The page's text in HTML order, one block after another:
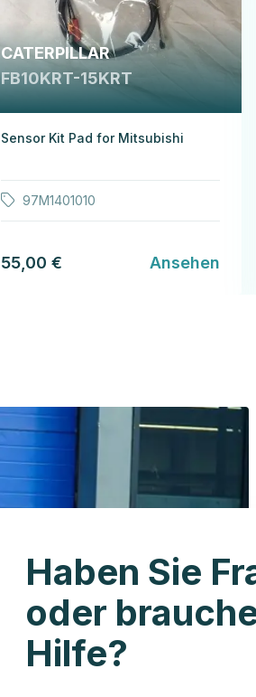
CATERPILLAR
FB10KRT-15KRT
Sensor Kit Pad for Mitsubishi
97M1401010
55,00 € Ansehen
Haben Sie
oder
Hilfe?